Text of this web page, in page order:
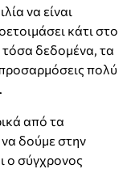
να είναι
κάτι στο
δεδομένα, τα
πολύ
από τα
δούμε στην
ο σύγχρονος